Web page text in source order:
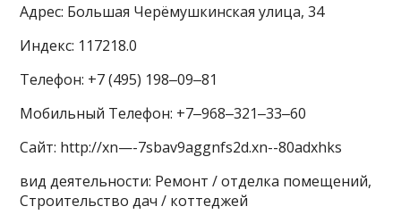
Адрес: Большая Черёмушкинская улица, 34
Индекс: 117218.0
Телефон: +7 (495) 198‒09‒81
Мобильный Телефон: +7‒968‒321‒33‒60
Сайт: http://xn—-7sbav9aggnfs2d.xn--80adxhks
вид деятельности: Ремонт / отделка помещений,
Строительство дач / коттеджей